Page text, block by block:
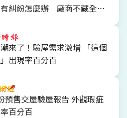
糾紛怎麼辦 廠商不藏全說
來了！驗屋需求激增 「這個
出現率百分百
預售交屋驗屋報告 外觀瑕疵
百分百